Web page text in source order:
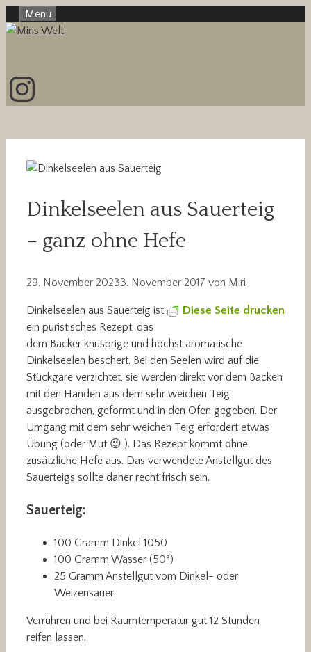
Inhalt
Menü
Instagram
Dinkelseelen aus Sauerteig
– ganz ohne Hefe
29. November 20233. November 2017 von Miri
Diese Seite drucken
Dinkelseelen aus Sauerteig ist
ein puristisches Rezept, das
dem Bäcker knusprige und höchst aromatische
Dinkelseelen beschert. Bei den Seelen wird auf die
Stückgare verzichtet, sie werden direkt vor dem Backen
mit den Händen aus dem sehr weichen Teig
ausgebrochen, geformt und in den Ofen gegeben. Der
Umgang mit dem sehr weichen Teig erfordert etwas
Übung (oder Mut 😉 ). Das Rezept kommt ohne
zusätzliche Hefe aus. Das verwendete Anstellgut des
Sauerteigs sollte daher recht frisch sein.
Sauerteig:
100 Gramm Dinkel 1050
100 Gramm Wasser (50°)
25 Gramm Anstellgut vom Dinkel- oder
Weizensauer
Verrühren und bei Raumtemperatur gut 12 Stunden
reifen lassen.